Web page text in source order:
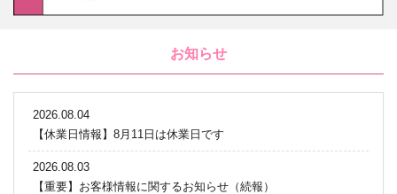
お知らせ
2026.08.04
【休業日情報】8月11日は休業日です
2026.08.03
【重要】お客様情報に関するお知らせ（続報）